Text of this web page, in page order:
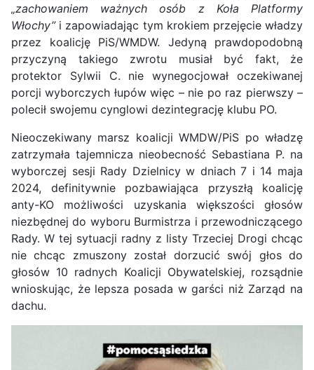
„zachowaniem ważnych osób z Koła Platformy
Włochy”i zapowiadając tym krokiem przejęcie władzy
przez koalicję PiS/WMDW. Jedyną prawdopodobną
przyczyną takiego zwrotu musiał być fakt, że
protektor Sylwii C. nie wynegocjował oczekiwanej
porcji wyborczych łupów więc – nie po raz pierwszy –
polecił swojemu cynglowi dezintegrację klubu PO.
Nieoczekiwany marsz koalicji WMDW/PiS po władzę
zatrzymała tajemnicza nieobecność Sebastiana P. na
wyborczej sesji Rady Dzielnicy w dniach 7 i 14 maja
2024, definitywnie pozbawiająca przyszłą koalicję
anty-KO możliwości uzyskania większości głosów
niezbędnej do wyboru Burmistrza i przewodniczącego
Rady. W tej sytuacji radny z listy Trzeciej Drogi chcąc
nie chcąc zmuszony został dorzucić swój głos do
głosów 10 radnych Koalicji Obywatelskiej, rozsądnie
wnioskując, że lepsza posada w garści niż Zarząd na
dachu.